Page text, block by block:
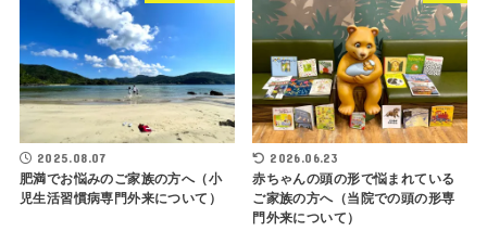
2025.08.07
肥満でお悩みのご家族の方へ（小
児生活習慣病専門外来について）
2026.06.23
赤ちゃんの頭の形で悩まれている
ご家族の方へ（当院での頭の形専
門外来について）